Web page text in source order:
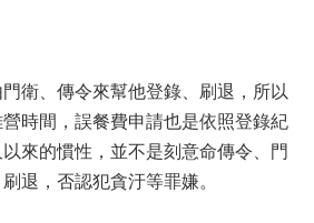
衛、傳令來幫他登錄、刷退，所以
時間，誤餐費申請也是依照登錄紀
來的慣性，並不是刻意命傳令、門
退，否認犯貪汙等罪嫌。